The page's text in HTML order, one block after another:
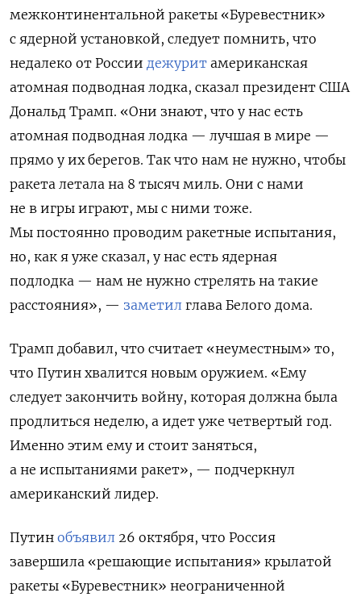
межконтинентальной ракеты «Буревестник»
с ядерной установкой, следует помнить, что
недалеко от России дежурит американская
атомная подводная лодка, сказал президент США
Дональд Трамп. «Они знают, что у нас есть
атомная подводная лодка — лучшая в мире —
прямо у их берегов. Так что нам не нужно, чтобы
ракета летала на 8 тысяч миль. Они с нами
не в игры играют, мы с ними тоже.
Мы постоянно проводим ракетные испытания,
но, как я уже сказал, у нас есть ядерная
подлодка — нам не нужно стрелять на такие
расстояния», — заметил глава Белого дома.
Трамп добавил, что считает «неуместным» то,
что Путин хвалится новым оружием. «Ему
следует закончить войну, которая должна была
продлиться неделю, а идет уже четвертый год.
Именно этим ему и стоит заняться,
а не испытаниями ракет», — подчеркнул
американский лидер.
Путин объявил 26 октября, что Россия
завершила «решающие испытания» крылатой
ракеты «Буревестник» неограниченной